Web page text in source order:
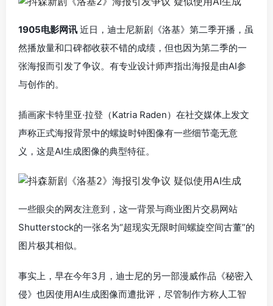
1905电影网讯 近日，迪士尼新剧《洛基》第二季开播，虽
然播放量和口碑都收获不错的成绩，但也因为第二季的一
张海报而引发了争议。有专业设计师声指出海报是由AI参
与创作的。
插画家卡特里亚·拉登（Katria Raden）在社交媒体上发文
声称正式海报背景中的螺旋时钟图像有一些细节毫无意
义，这是AI生成图像的典型特征。
一些眼尖的网友注意到，这一背景与商业图片交易网站
Shutterstock的一张名为“超现实无限时间螺旋空间古董”的
图片极其相似。
事实上，早在今年3月，迪士尼的另一部漫威作品《秘密入
侵》也因使用AI生成图像而遭批评，尽管制作方称人工智